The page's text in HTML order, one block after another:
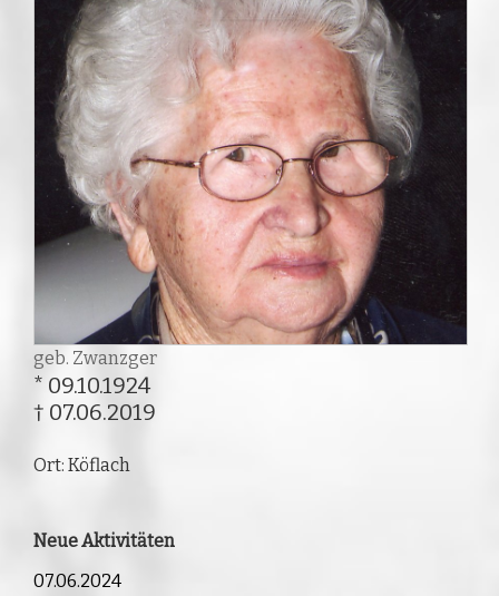
geb. Zwanzger
* 09.10.1924
† 07.06.2019
Ort: Köflach
Neue Aktivitäten
07.06.2024